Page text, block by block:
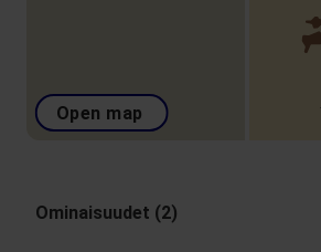
Open map
Ominaisuudet (2)